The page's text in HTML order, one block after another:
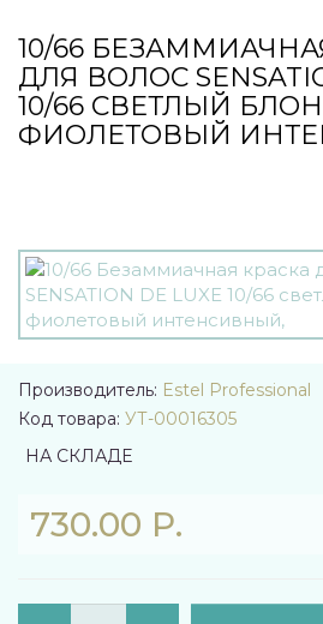
10/66
ДЛЯ ВОЛОС
10/66 СВЕТЛЫЙ
ФИОЛЕТОВЫЙ
Производитель: Estel Professional
Код товара: УТ-00016305
НА СКЛАДЕ
730.00 Р.